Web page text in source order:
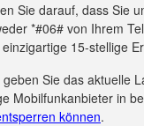
Sie darauf, dass Sie
*#06# von Ihrem
15-stellige
geben Sie das aktuelle
Mobilfunkanbieter in
können.